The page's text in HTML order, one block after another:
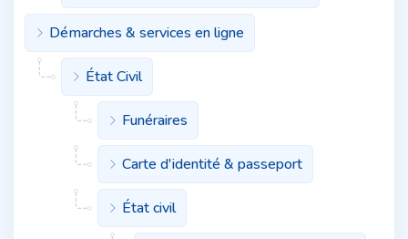
Démarches & services en ligne
État Civil
Funéraires
Carte d'identité & passeport
État civil